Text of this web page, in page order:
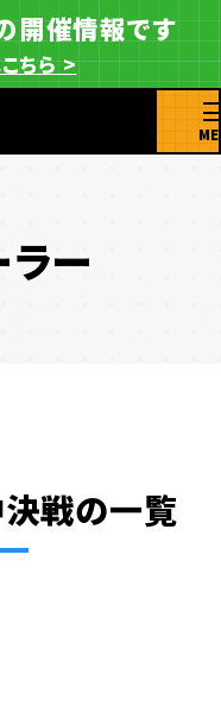
開催情報です
ちら >
ー
戦の一覧